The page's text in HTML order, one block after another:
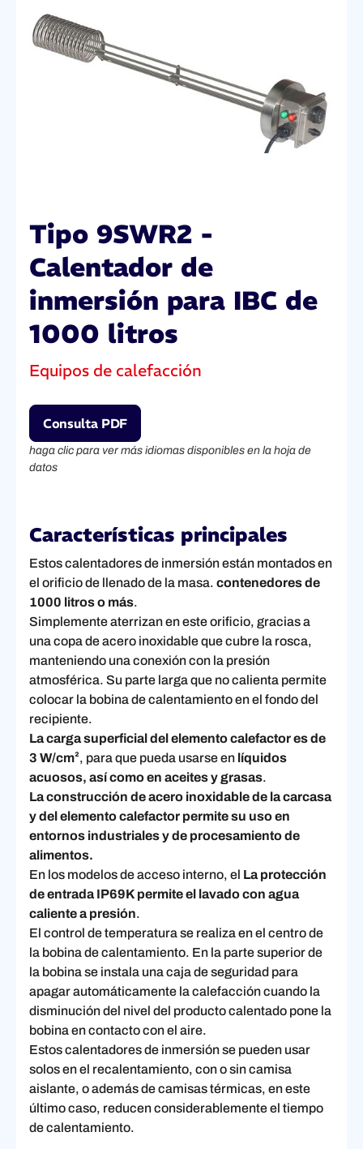
Tipo 9SWR2 -
Calentador de
inmersión para IBC de
1000 litros
Equipos de calefacción
Consulta PDF
haga clic para ver más idiomas disponibles en la hoja de
datos
Características principales
Estos calentadores de inmersión están montados en
el orificio de llenado de la masa. contenedores de
1000 litros o más.
Simplemente aterrizan en este orificio, gracias a
una copa de acero inoxidable que cubre la rosca,
manteniendo una conexión con la presión
atmosférica. Su parte larga que no calienta permite
colocar la bobina de calentamiento en el fondo del
recipiente.
La carga superficial del elemento calefactor es de
3 W/cm², para que pueda usarse en líquidos
acuosos, así como en aceites y grasas.
La construcción de acero inoxidable de la carcasa
y del elemento calefactor permite su uso en
entornos industriales y de procesamiento de
alimentos.
En los modelos de acceso interno, el La protección
de entrada IP69K permite el lavado con agua
caliente a presión.
El control de temperatura se realiza en el centro de
la bobina de calentamiento. En la parte superior de
la bobina se instala una caja de seguridad para
apagar automáticamente la calefacción cuando la
disminución del nivel del producto calentado pone la
bobina en contacto con el aire.
Estos calentadores de inmersión se pueden usar
solos en el recalentamiento, con o sin camisa
aislante, o además de camisas térmicas, en este
último caso, reducen considerablemente el tiempo
de calentamiento.